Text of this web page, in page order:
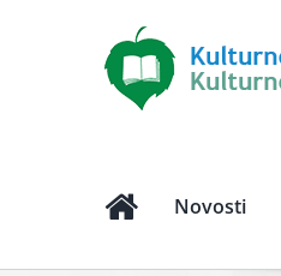
Novosti